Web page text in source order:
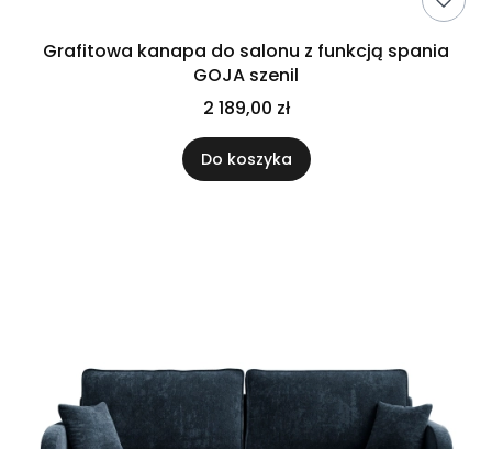
Grafitowa kanapa do salonu z funkcją spania
GOJA szenil
2 189,00 zł
Do koszyka